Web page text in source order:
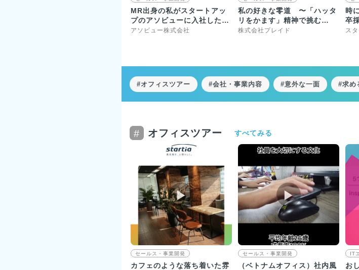
MR出身の私がスタートアッ
プのアソビューに入社した理
由
アソビュー株式会社
私の好きな零道 〜「ハッタ
リをかます」精神で挑む
STUDIO ZERO〜
株式会社プレイド
時
卒
一
ス
#オフィスツアー #会社・事業内容 #意外な一面 #求め
# オフィスツアー すべてみる
▶︎
セールス・事業開発
カフェのような落ち着いた雰
▶︎
セールス・事業開発
（ベトナムオフィス）社内風
IT
お